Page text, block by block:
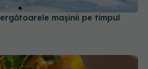
mașinii pe timpul